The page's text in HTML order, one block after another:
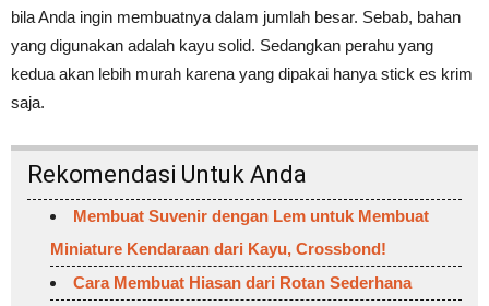
bila Anda ingin membuatnya dalam jumlah besar. Sebab, bahan
yang digunakan adalah kayu solid. Sedangkan perahu yang
kedua akan lebih murah karena yang dipakai hanya stick es krim
saja.
Rekomendasi Untuk Anda
Membuat Suvenir dengan Lem untuk Membuat
Miniature Kendaraan dari Kayu, Crossbond!
Cara Membuat Hiasan dari Rotan Sederhana